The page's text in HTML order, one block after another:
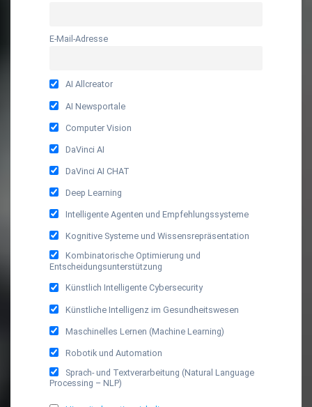
E-Mail-Adresse
AI Allcreator
AI Newsportale
Computer Vision
DaVinci AI
DaVinci AI CHAT
Deep Learning
Intelligente Agenten und Empfehlungssysteme
Kognitive Systeme und Wissensrepräsentation
Kombinatorische Optimierung und
Entscheidungsunterstützung
Künstlich Intelligente Cybersecurity
Künstliche Intelligenz im Gesundheitswesen
Maschinelles Lernen (Machine Learning)
Robotik und Automation
Sprach- und Textverarbeitung (Natural Language
Processing – NLP)